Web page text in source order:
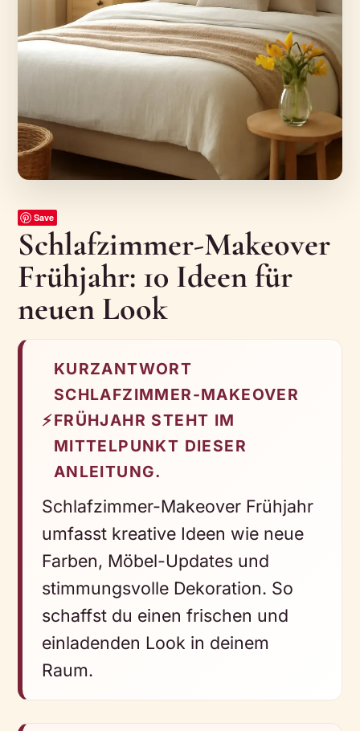
Save
Schlafzimmer-Makeover
Frühjahr: 10 Ideen für
neuen Look
⚡
KURZANTWORT
SCHLAFZIMMER-MAKEOVER
FRÜHJAHR STEHT IM
MITTELPUNKT DIESER
ANLEITUNG.
Schlafzimmer-Makeover Frühjahr
umfasst kreative Ideen wie neue
Farben, Möbel-Updates und
stimmungsvolle Dekoration. So
schaffst du einen frischen und
einladenden Look in deinem
Raum.